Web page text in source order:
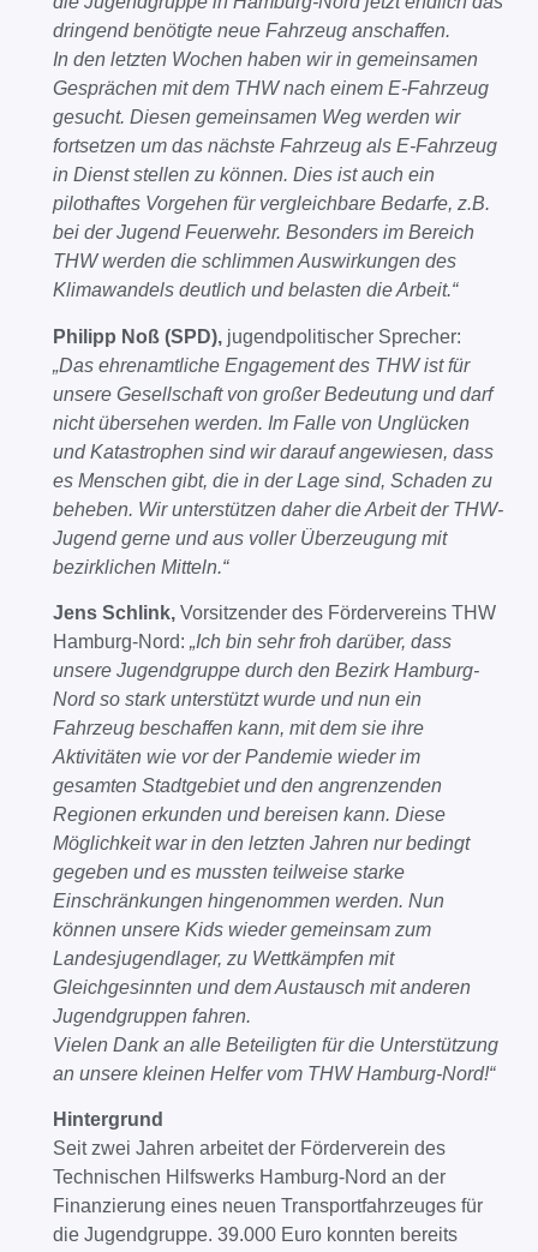
dringend benötigte neue Fahrzeug anschaffen.
In den letzten Wochen haben wir in gemeinsamen
Gesprächen mit dem THW nach einem E-Fahrzeug
gesucht. Diesen gemeinsamen Weg werden wir
fortsetzen um das nächste Fahrzeug als E-Fahrzeug
in Dienst stellen zu können. Dies ist auch ein
pilothaftes Vorgehen für vergleichbare Bedarfe, z.B.
bei der Jugend Feuerwehr. Besonders im Bereich
THW werden die schlimmen Auswirkungen des
Klimawandels deutlich und belasten die Arbeit.“
Philipp Noß (SPD),jugendpolitischer Sprecher:
„Das ehrenamtliche Engagement des THW ist für
unsere Gesellschaft von großer Bedeutung und darf
nicht übersehen werden. Im Falle von Unglücken
und Katastrophen sind wir darauf angewiesen, dass
es Menschen gibt, die in der Lage sind, Schaden zu
beheben. Wir unterstützen daher die Arbeit der THW-
Jugend gerne und aus voller Überzeugung mit
bezirklichen Mitteln.“
Jens Schlink,Vorsitzender des Fördervereins THW
Hamburg-Nord: „Ich bin sehr froh darüber, dass
unsere Jugendgruppe durch den Bezirk Hamburg-
Nord so stark unterstützt wurde und nun ein
Fahrzeug beschaffen kann, mit dem sie ihre
Aktivitäten wie vor der Pandemie wieder im
gesamten Stadtgebiet und den angrenzenden
Regionen erkunden und bereisen kann. Diese
Möglichkeit war in den letzten Jahren nur bedingt
gegeben und es mussten teilweise starke
Einschränkungen hingenommen werden. Nun
können unsere Kids wieder gemeinsam zum
Landesjugendlager, zu Wettkämpfen mit
Gleichgesinnten und dem Austausch mit anderen
Jugendgruppen fahren.
Vielen Dank an alle Beteiligten für die Unterstützung
an unsere kleinen Helfer vom THW Hamburg-Nord!“
Hintergrund
Seit zwei Jahren arbeitet der Förderverein des
Technischen Hilfswerks Hamburg-Nord an der
Finanzierung eines neuen Transportfahrzeuges für
die Jugendgruppe. 39.000 Euro konnten bereits